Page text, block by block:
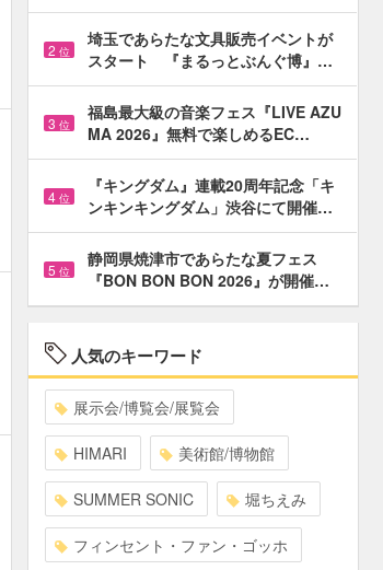
2 位
埼玉であらたな文具販売イベントが
スタート 『まるっとぶんぐ博』…
3 位
福島最大級の音楽フェス『LIVE AZU
MA 2026』無料で楽しめるEC…
4 位
『キングダム』連載20周年記念「キ
ンキンキングダム」渋谷にて開催…
5 位
静岡県焼津市であらたな夏フェス
『BON BON BON 2026』が開催…
人気のキーワード
展示会/博覧会/展覧会
HIMARI 美術館/博物館
SUMMER SONIC 堀ちえみ
フィンセント・ファン・ゴッホ